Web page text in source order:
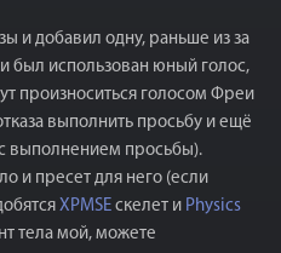
и добавил одну, раньше из за
был использован юный голос,
произноситься голосом Фреи
выполнить просьбу и ещё
выполнением просьбы).
и пресет для него (если
XPMSE скелет и Physics
тела мой, можете